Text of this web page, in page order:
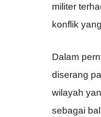
militer
konflik
Dalam
diserang
wilayah
sebagai